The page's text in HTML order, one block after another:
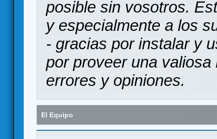
posible sin vosotros.
y especialmente a los
- gracias por instalar y
por proveer una
errores y opiniones.
El Equipo